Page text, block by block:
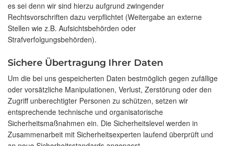
es sei denn wir sind hierzu aufgrund zwingender
Rechtsvorschriften dazu verpflichtet (Weitergabe an externe
Stellen wie z.B. Aufsichtsbehörden oder
Strafverfolgungsbehörden).
Sichere Übertragung Ihrer Daten
Um die bei uns gespeicherten Daten bestmöglich gegen zufällige
oder vorsätzliche Manipulationen, Verlust, Zerstörung oder den
Zugriff unberechtigter Personen zu schützen, setzen wir
entsprechende technische und organisatorische
Sicherheitsmaßnahmen ein. Die Sicherheitslevel werden in
Zusammenarbeit mit Sicherheitsexperten laufend überprüft und